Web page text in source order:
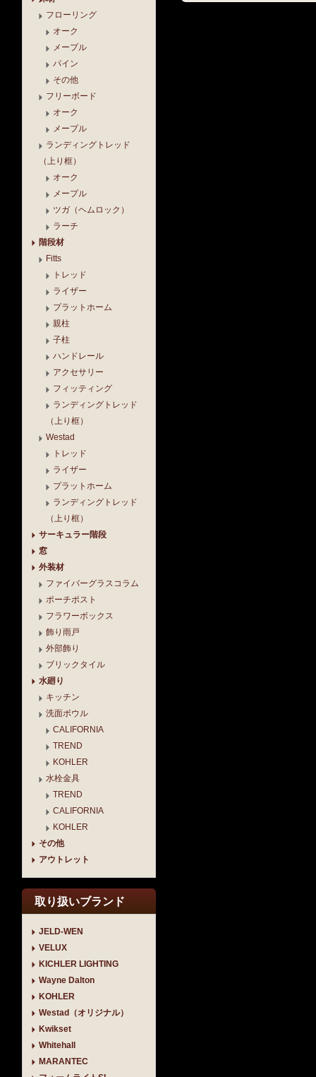
フローリング
オーク
メープル
パイン
その他
フリーボード
オーク
メープル
ランディングトレッド
（上り框）
オーク
メープル
ツガ（ヘムロック）
ラーチ
階段材
Fitts
トレッド
ライザー
プラットホーム
親柱
子柱
ハンドレール
アクセサリー
フィッティング
ランディングトレッド
（上り框）
Westad
トレッド
ライザー
プラットホーム
ランディングトレッド
（上り框）
サーキュラー階段
窓
外装材
ファイバーグラスコラム
ポーチポスト
フラワーボックス
飾り雨戸
外部飾り
ブリックタイル
水廻り
キッチン
洗面ボウル
CALIFORNIA
TREND
KOHLER
水栓金具
TREND
CALIFORNIA
KOHLER
その他
アウトレット
取り扱いブランド
JELD-WEN
VELUX
KICHLER LIGHTING
Wayne Dalton
KOHLER
Westad（オリジナル）
Kwikset
Whitehall
MARANTEC